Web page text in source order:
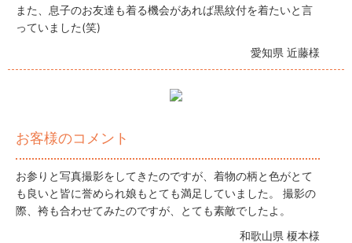
また、息子のお友達も着る機会があれば黒紋付を着たいと言
っていました(笑)
愛知県 近藤様
お客様のコメント
お参りと写真撮影をしてきたのですが、着物の柄と色がとて
も良いと皆に誉められ娘もとても満足していました。 撮影の
際、袴も合わせてみたのですが、とても素敵でしたよ。
和歌山県 榎本様